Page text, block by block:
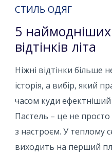
СТИЛЬ ОДЯГ
5
відтінків літа
Ніжні відтінки більше
історія, а вибір, який
часом куди ефектніший
Пастель – це не просто
з настроєм. У теплому
виходить на перший